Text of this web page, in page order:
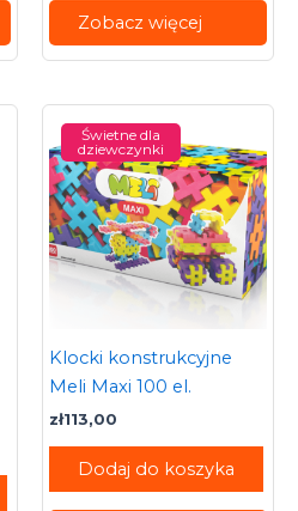
Zobacz więcej
Świetne dla
dziewczynki
Klocki konstrukcyjne
Meli Maxi 100 el.
zł113,00
Dodaj do koszyka